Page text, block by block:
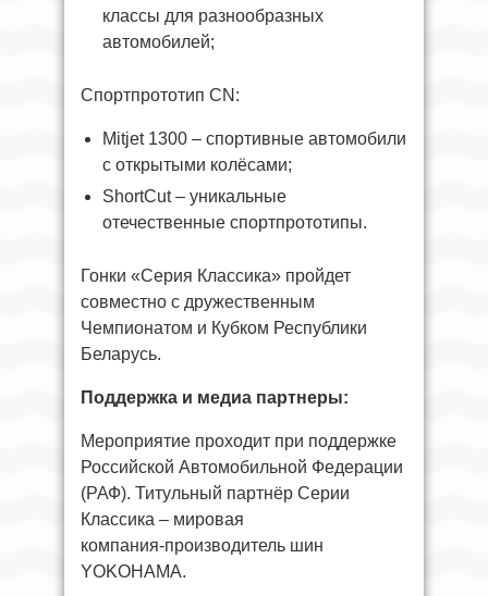
классы для разнообразных
автомобилей;
Спортпрототип CN:
Mitjet 1300 – спортивные автомобили
с открытыми колёсами;
ShortCut – уникальные
отечественные спортпрототипы.
Гонки «Серия Классика» пройдет
совместно с дружественным
Чемпионатом и Кубком Республики
Беларусь.
Поддержка и медиа партнеры:
Мероприятие проходит при поддержке
Российской Автомобильной Федерации
(РАФ). Титульный партнёр Серии
Классика – мировая
компания‑производитель шин
YOKOHAMA.